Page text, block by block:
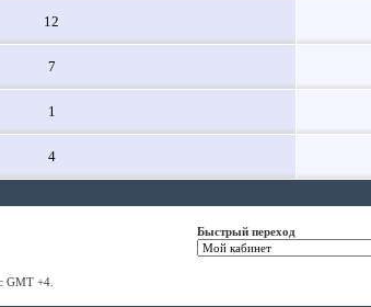
12
7
1
4
Быстрый переход
GMT +4.